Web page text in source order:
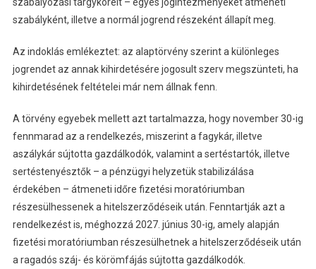
szabályozási tárgyköreit – egyes jogintézményeket átmeneti
szabályként, illetve a normál jogrend részeként állapít meg.
Az indoklás emlékeztet: az alaptörvény szerint a különleges
jogrendet az annak kihirdetésére jogosult szerv megszünteti, ha
kihirdetésének feltételei már nem állnak fenn.
A törvény egyebek mellett azt tartalmazza, hogy november 30-ig
fennmarad az a rendelkezés, miszerint a fagykár, illetve
aszálykár sújtotta gazdálkodók, valamint a sertéstartók, illetve
sertéstenyésztők – a pénzügyi helyzetük stabilizálása
érdekében – átmeneti időre fizetési moratóriumban
részesülhessenek a hitelszerződéseik után. Fenntartják azt a
rendelkezést is, méghozzá 2027. június 30-ig, amely alapján
fizetési moratóriumban részesülhetnek a hitelszerződéseik után
a ragadós száj- és körömfájás sújtotta gazdálkodók.